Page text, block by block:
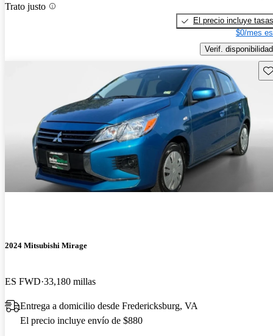
Trato justo
El precio incluye tasas
$0/mes
Verif. disponibilidad
2024 Mitsubishi Mirage
ES FWD 33,180 millas
Entrega a domicilio desde Fredericksburg, VA
El precio incluye envío de $880